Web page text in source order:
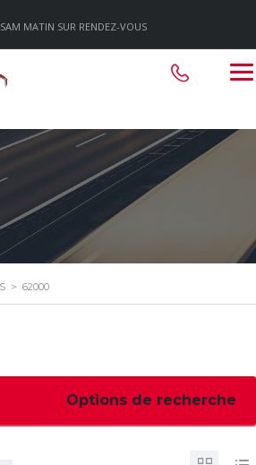
MATIN SUR RENDEZ-VOUS
> 62000
Options de recherche